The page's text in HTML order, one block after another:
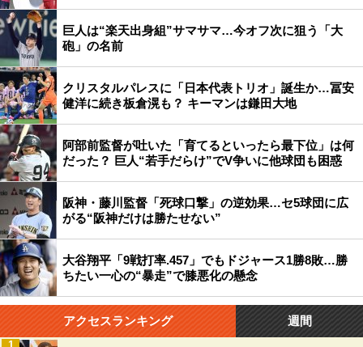
巨人は“楽天出身組”サマサマ…今オフ次に狙う「大
砲」の名前
クリスタルパレスに「日本代表トリオ」誕生か…冨安
健洋に続き板倉滉も？ キーマンは鎌田大地
阿部前監督が吐いた「育てるといったら最下位」は何
だった？ 巨人“若手だらけ”でV争いに他球団も困惑
阪神・藤川監督「死球口撃」の逆効果…セ5球団に広
がる“阪神だけは勝たせない”
大谷翔平「9戦打率.457」でもドジャース1勝8敗…勝
ちたい一心の“暴走”で膝悪化の懸念
アクセスランキング 週間